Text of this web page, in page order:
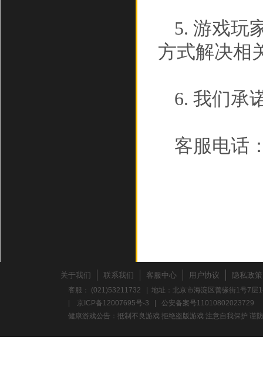
5. 游戏玩
方式解决相
6. 我们承
客服电话
关于我们 联系我们 客服中心 用户协议 隐私政策
客服： (021)53211732 | 地址：北京市海淀区善缘街1号7
京ICP备12007695号-3
公安备案号11010802023729
健康游戏公告：抵制不良游戏 拒绝盗版游戏 注意自我保护 谨